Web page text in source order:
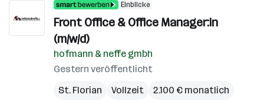
Einblicke
Front Office & Office Manager:in
(m/w/d)
hofmann & neffe gmbh
Gestern veröffentlicht
St. Florian
Vollzeit 2.100 € monatlich